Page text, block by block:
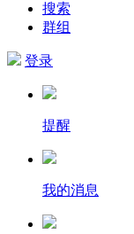
搜索
群组
登录
提醒
我的消息